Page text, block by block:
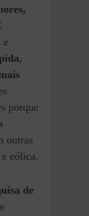
e
,
porque
outras
eólica.
de